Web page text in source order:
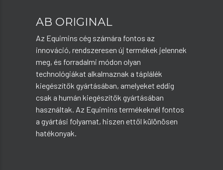
AB ORIGINAL
Az Equimins cég számára fontos az
innováció, rendszeresen új termékek jelennek
meg, és forradalmi módon olyan
technológiákat alkalmaznak a táplálék
kiegészítők gyártásában, amelyeket eddig
csak a humán kiegészítők gyártásában
használtak. Az Equimins termékeknél fontos
a gyártási folyamat, hiszen ettől különösen
hatékonyak.